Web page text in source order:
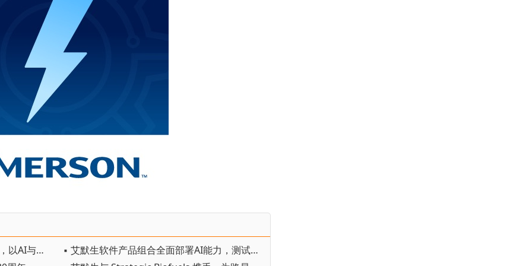
▪ 艾默生举办2026无界自动化峰会，以AI与本土创新驱动自主智造
▪ 艾默生软件产品组合全面部署AI能力，测试效率提升高达50%